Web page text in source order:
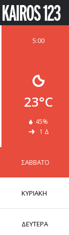
5:00
23°C
45%
1 Δ
ΣΑΒΒΑΤΟ
ΚΥΡΙΑΚΗ
ΔΕΥΤΕΡΑ